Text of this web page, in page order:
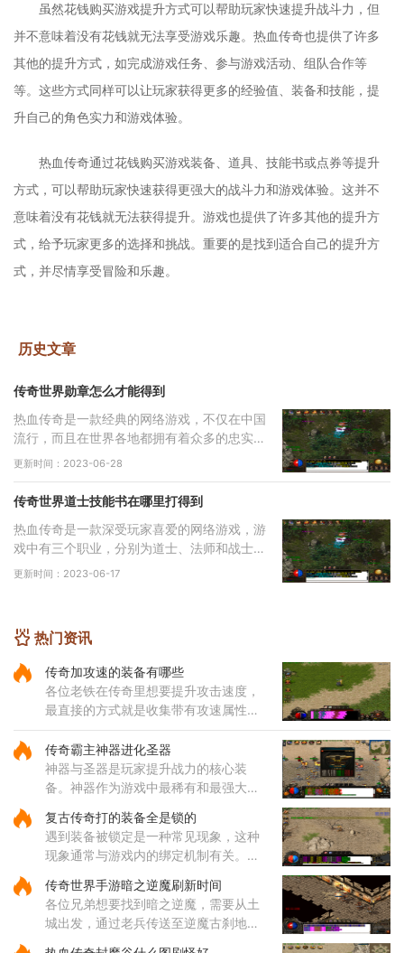
虽然花钱购买游戏提升方式可以帮助玩家快速提升战斗力，但
并不意味着没有花钱就无法享受游戏乐趣。热血传奇也提供了许多
其他的提升方式，如完成游戏任务、参与游戏活动、组队合作等
等。这些方式同样可以让玩家获得更多的经验值、装备和技能，提
升自己的角色实力和游戏体验。
热血传奇通过花钱购买游戏装备、道具、技能书或点券等提升
方式，可以帮助玩家快速获得更强大的战斗力和游戏体验。这并不
意味着没有花钱就无法获得提升。游戏也提供了许多其他的提升方
式，给予玩家更多的选择和挑战。重要的是找到适合自己的提升方
式，并尽情享受冒险和乐趣。
历史文章
传奇世界勋章怎么才能得到
热血传奇是一款经典的网络游戏，不仅在中国
流行，而且在世界各地都拥有着众多的忠实玩
家。在游戏中，拥有勋章是一种非常重要的身
勋
更新时间：2023-06-28
传奇世界道士技能书在哪里打得到
热血传奇是一款深受玩家喜爱的网络游戏，游
戏中有三个职业，分别为道士、法师和战士。
道士是一个非常重要的职业，拥有强大的群体
更新时间：2023-06-17
热门资讯
传奇加攻速的装备有哪些
各位老铁在传奇里想要提升攻击速度，
最直接的方式就是收集带有攻速属性的
装备哦，咱们常见的攻速装备包括了狂
风套装里的戒指和项链，只需要一枚狂
风戒指就能给你增加一点攻击
传奇霸主神器进化圣器
神器与圣器是玩家提升战力的核心装
备。神器作为游戏中最稀有和最强大的
每种神器都具备独特的技能和被动效
果。玩家收集一定数量的神器后，
复古传奇打的装备全是锁的
遇到装备被锁定是一种常见现象，这种
现象通常与游戏内的绑定机制有关。部
上，这种绑定状态会限制装备的交易和
丢弃功能。装备锁定是游戏设计
传奇世界手游暗之逆魔刷新时间
各位兄弟想要找到暗之逆魔，需要从土
城出发，通过老兵传送至逆魔古刹地